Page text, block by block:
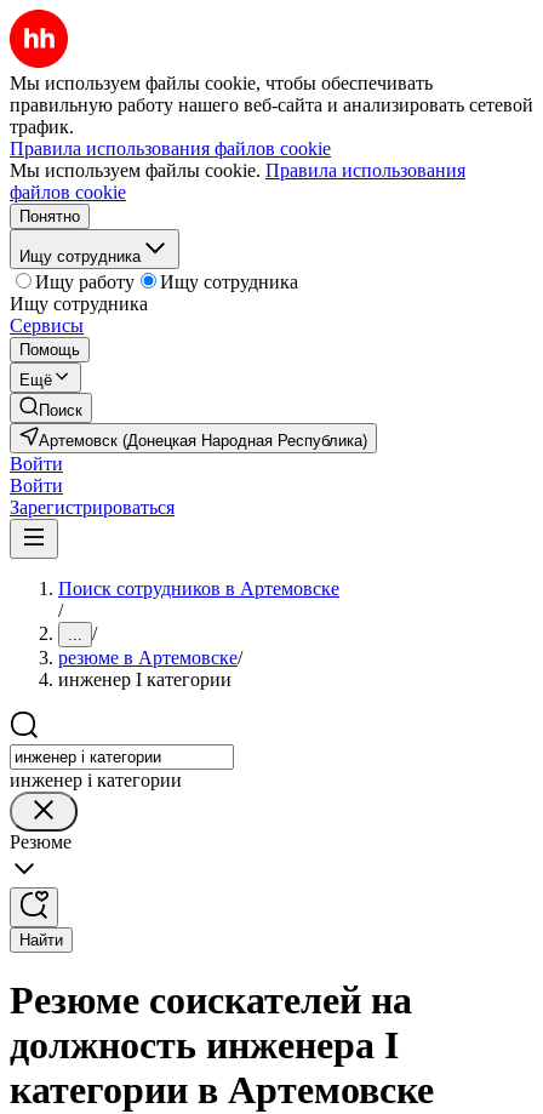
Мы используем файлы cookie, чтобы обеспечивать
правильную работу нашего веб-сайта и анализировать сетевой
трафик.
Правила использования файлов cookie
Мы используем файлы cookie. Правила использования
файлов cookie
Понятно
Ищу сотрудника
Ищу работу
Ищу сотрудника
Ищу сотрудника
Сервисы
Помощь
Ещё
Поиск
Артемовск (Донецкая Народная Республика)
Войти
Войти
Зарегистрироваться
Поиск сотрудников в Артемовске
/
... /
резюме в Артемовске/
инженер I категории
инженер i категории
Резюме
Найти
Резюме соискателей на
должность инженера I
категории в Артемовске